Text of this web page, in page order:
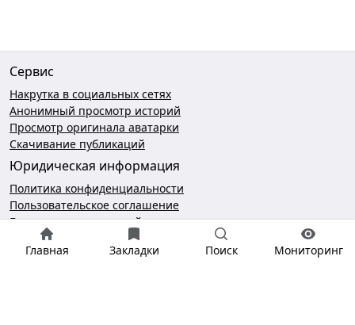
Главная Закладки Поиск Мониторинг
Сервис
Накрутка в социальных сетях
Анонимный просмотр историй
Просмотр оригинала аватарки
Скачивание публикаций
Юридическая информация
Политика конфиденциальности
Пользовательское соглашение
Безопасность платежей
Чат поддержки